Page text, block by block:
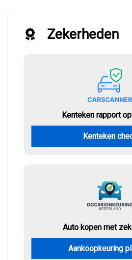
Zekerheden
Kenteken rapport
Kenteken
Auto kopen met
Aankoopkeuring